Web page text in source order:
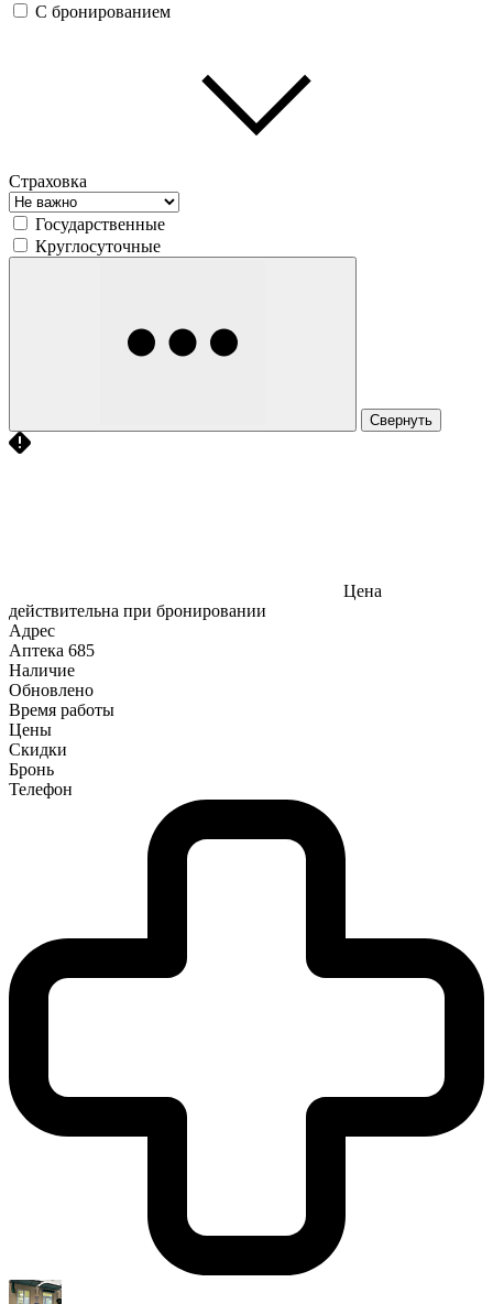
С бронированием
Страховка
Государственные
Круглосуточные
Свернуть
Цена
действительна при бронировании
Адрес
Аптека 685
Наличие
Обновлено
Время работы
Цены
Скидки
Бронь
Телефон